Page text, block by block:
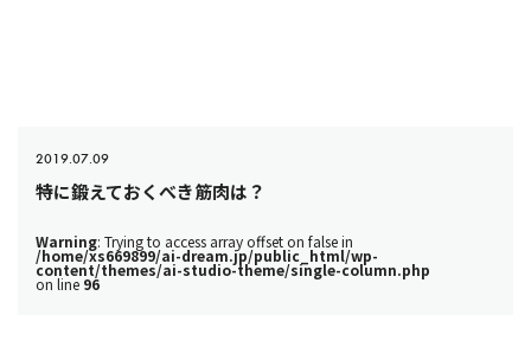
2019.07.09
特に鍛えておくべき筋肉は？
Warning: Trying to access array offset on false in
/home/xs669899/ai-dream.jp/public_html/wp-
content/themes/ai-studio-theme/single-column.php
on line 96